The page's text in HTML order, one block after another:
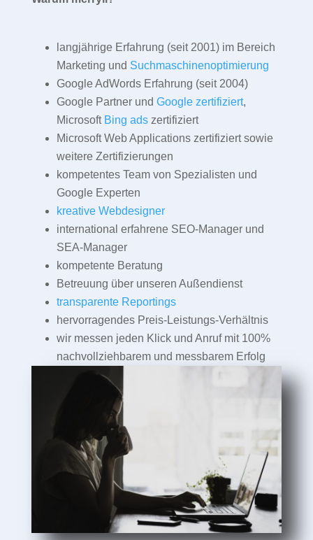
langjährige Erfahrung (seit 2001) im Bereich
Marketing und Suchmaschinenoptimierung
Google AdWords Erfahrung (seit 2004)
Google Partner und Google zertifiziert,
Microsoft Bing adszertifiziert
Microsoft Web Applications zertifiziert sowie
weitere Zertifizierungen
kompetentes Team von Spezialisten und
Google Experten
kreative Webdesigner
international erfahrene SEO-Manager und
SEA-Manager
kompetente Beratung
Betreuung über unseren Außendienst
transparente Reportings
hervorragendes Preis-Leistungs-Verhältnis
wir messen jeden Klick und Anruf mit 100%
nachvollziehbarem und messbarem Erfolg